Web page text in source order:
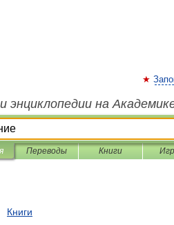
энциклопедии на
Переводы Книги
Книги